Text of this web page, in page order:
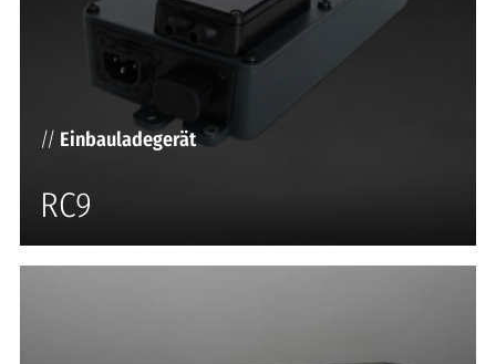
// Einbauladegerät
RC9